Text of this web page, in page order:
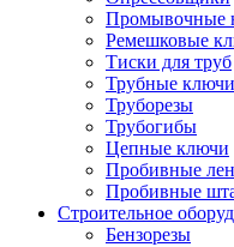
Промывочные
Ремешковые
Тиски для труб
Трубные ключи
Труборезы
Трубогибы
Цепные ключи
Пробивные
Пробивные
Строительное
Бензорезы